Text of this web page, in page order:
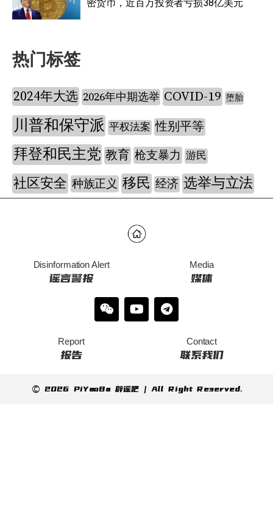
密货币，近百万投资者亏损38亿美元
热门标签
2024年大选 2026年中期选举 COVID-19 堕胎
川普和保守派 平权法案 性别平等
拜登和民主党 教育 枪支暴力 游民
社区安全 种族正义 移民 经济 选举与立法
Disinformation Alert
谣言警报
Media
媒体
Report
报告
Contact
联系我们
© 2026 PiYaoBa 辟谣吧 | All Right Reserved.